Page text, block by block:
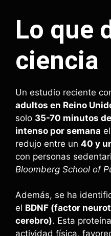
Lo que
ciencia
Un estudio reciente
adultos en Reino
solo 35-70 minutos
intenso por semana
redujo entre un 40 y
con personas
Bloomberg School of
Además, se ha
el BDNF (factor
cerebro). Esta
actividad física,